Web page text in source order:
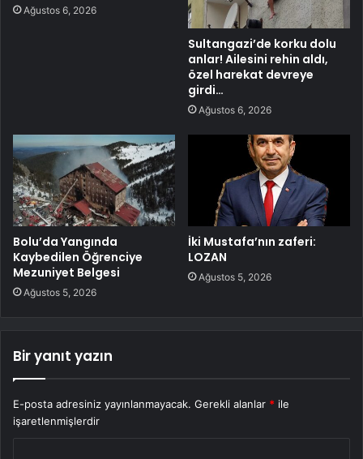
Ağustos 6, 2026
Sultangazi’de korku dolu
anlar! Ailesini rehin aldı,
özel harekat devreye
girdi…
Ağustos 6, 2026
Bolu’da Yangında
Kaybedilen Öğrenciye
Mezuniyet Belgesi
Ağustos 5, 2026
İki Mustafa’nın zaferi:
LOZAN
Ağustos 5, 2026
Bir yanıt yazın
E-posta adresiniz yayınlanmayacak. Gerekli alanlar * ile
işaretlenmişlerdir